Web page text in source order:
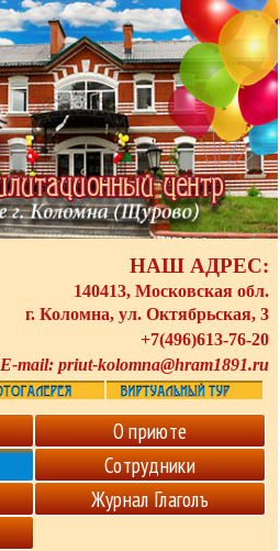
НАШ АДРЕС:
140413, Московская обл.
г. Коломна, ул. Октябрьская, 3
+7(496)613-76-20
E-mail: priut-kolomna@hram1891.ru
О приюте
Сотрудники
Журнал Глаголъ